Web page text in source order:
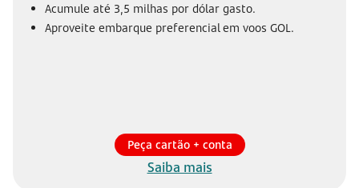
Acumule até 3,5 milhas por dólar gasto.
Aproveite embarque preferencial em voos GOL.
Peça cartão + conta
Saiba mais